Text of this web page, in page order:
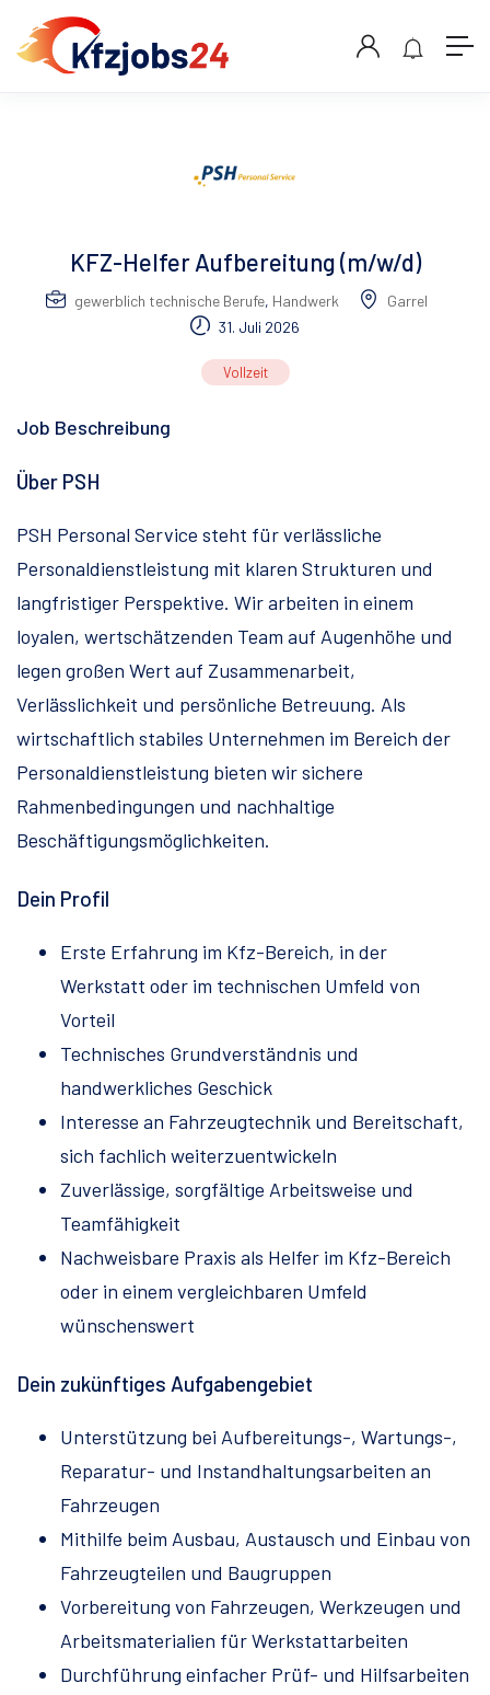
KFZ-Helfer Aufbereitung (m/w/d)
gewerblich technische Berufe, Handwerk
Garrel
31. Juli 2026
Vollzeit
Job Beschreibung
Über PSH
PSH Personal Service steht für verlässliche
Personaldienstleistung mit klaren Strukturen und
langfristiger Perspektive. Wir arbeiten in einem
loyalen, wertschätzenden Team auf Augenhöhe und
legen großen Wert auf Zusammenarbeit,
Verlässlichkeit und persönliche Betreuung. Als
wirtschaftlich stabiles Unternehmen im Bereich der
Personaldienstleistung bieten wir sichere
Rahmenbedingungen und nachhaltige
Beschäftigungsmöglichkeiten.
Dein Profil
Erste Erfahrung im Kfz-Bereich, in der
Werkstatt oder im technischen Umfeld von
Vorteil
Technisches Grundverständnis und
handwerkliches Geschick
Interesse an Fahrzeugtechnik und Bereitschaft,
sich fachlich weiterzuentwickeln
Zuverlässige, sorgfältige Arbeitsweise und
Teamfähigkeit
Nachweisbare Praxis als Helfer im Kfz-Bereich
oder in einem vergleichbaren Umfeld
wünschenswert
Dein zukünftiges Aufgabengebiet
Unterstützung bei Aufbereitungs-, Wartungs-,
Reparatur- und Instandhaltungsarbeiten an
Fahrzeugen
Mithilfe beim Ausbau, Austausch und Einbau von
Fahrzeugteilen und Baugruppen
Vorbereitung von Fahrzeugen, Werkzeugen und
Arbeitsmaterialien für Werkstattarbeiten
Durchführung einfacher Prüf- und Hilfsarbeiten